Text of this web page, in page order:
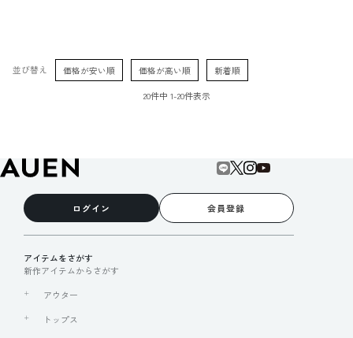
並び替え 価格が安い順 価格が高い順
新着順
20件中 1-20件表示
ログイン 会員登録
アイテムをさがす
新作アイテムからさがす
アウター
トップス